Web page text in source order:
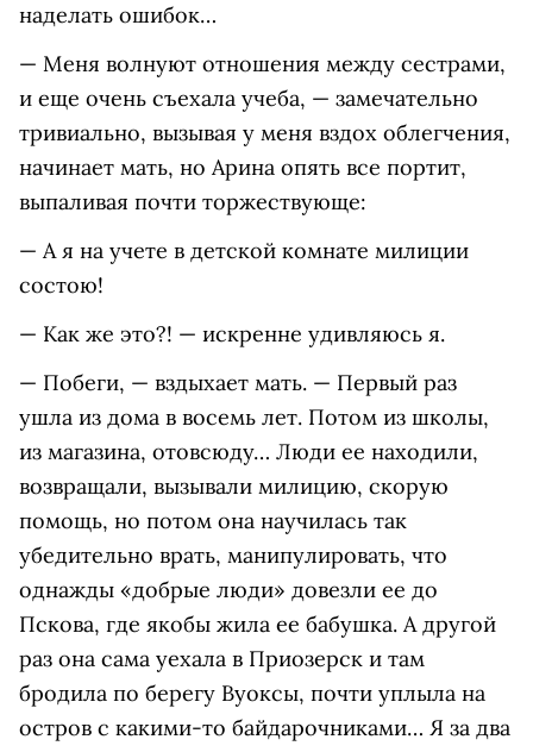
наделать ошибок…
— Меня волнуют отношения между сестрами,
и еще очень съехала учеба, — замечательно
тривиально, вызывая у меня вздох облегчения,
начинает мать, но Арина опять все портит,
выпаливая почти торжествующе:
— А я на учете в детской комнате милиции
состою!
— Как же это?! — искренне удивляюсь я.
— Побеги, — вздыхает мать. — Первый раз
ушла из дома в восемь лет. Потом из школы,
из магазина, отовсюду… Люди ее находили,
возвращали, вызывали милицию, скорую
помощь, но потом она научилась так
убедительно врать, манипулировать, что
однажды «добрые люди» довезли ее до
Пскова, где якобы жила ее бабушка. А другой
раз она сама уехала в Приозерск и там
бродила по берегу Вуоксы, почти уплыла на
остров с какими-то байдарочниками… Я за два